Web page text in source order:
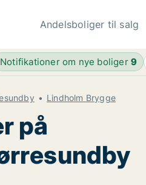
Andelsboliger til salg
Notifikationer om nye boliger9
Lindholm Brygge
på